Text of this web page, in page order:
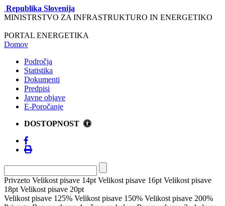
Republika Slovenija
MINISTRSTVO ZA INFRASTRUKTURO IN ENERGETIKO
PORTAL ENERGETIKA
Domov
Področja
Statistika
Dokumenti
Predpisi
Javne objave
E-Poročanje
DOSTOPNOST
Privzeto Velikost pisave 14pt Velikost pisave 16pt Velikost pisave
18pt Velikost pisave 20pt
Velikost pisave 125% Velikost pisave 150% Velikost pisave 200%